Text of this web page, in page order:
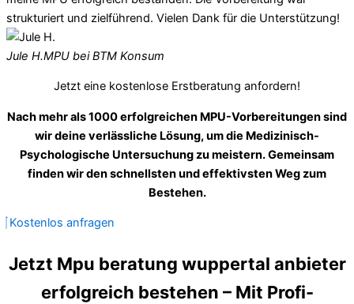
strukturiert und zielführend. Vielen Dank für die Unterstützung!
Jule H.MPU bei BTM Konsum
Jetzt eine kostenlose Erstberatung anfordern!
Nach mehr als 1000 erfolgreichen MPU-Vorbereitungen sind
wir deine verlässliche Lösung, um die Medizinisch-
Psychologische Untersuchung zu meistern. Gemeinsam
finden wir den schnellsten und effektivsten Weg zum
Bestehen.
Kostenlos anfragen
Jetzt Mpu beratung wuppertal anbieter
erfolgreich bestehen – Mit Profi-